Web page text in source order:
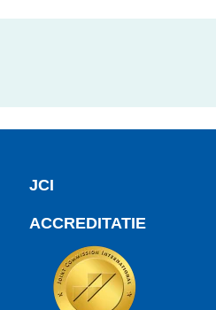
JCI
ACCREDITATIE